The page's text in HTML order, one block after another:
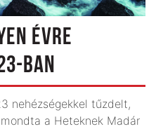
ÉVRE
BAN
nehézségekkel tűzdelt,
a Heteknek Madár